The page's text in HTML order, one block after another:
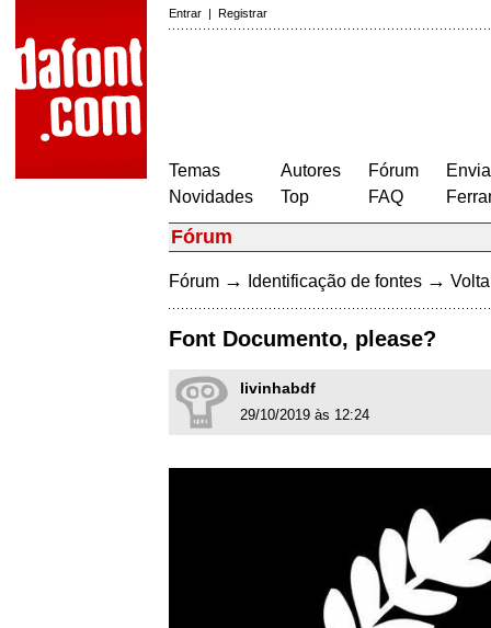
Entrar | Registrar
Temas
Novidades
Autores
Top
Fórum
FAQ
Fórum
Fórum → Identificação de fontes →
Font Documento, please?
livinhabdf
29/10/2019 às 12:24